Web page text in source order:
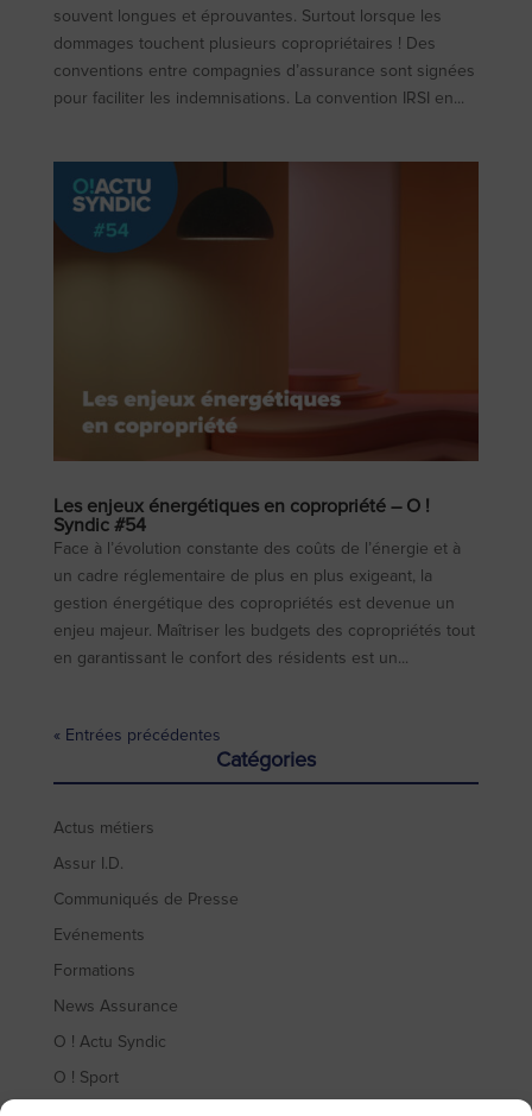
souvent longues et éprouvantes. Surtout lorsque les
dommages touchent plusieurs copropriétaires ! Des
conventions entre compagnies d’assurance sont signées
pour faciliter les indemnisations. La convention IRSI en...
Les enjeux énergétiques en copropriété – O !
Syndic #54
Face à l’évolution constante des coûts de l’énergie et à
un cadre réglementaire de plus en plus exigeant, la
gestion énergétique des copropriétés est devenue un
enjeu majeur. Maîtriser les budgets des copropriétés tout
en garantissant le confort des résidents est un...
« Entrées précédentes
Catégories
Actus métiers
Assur I.D.
Communiqués de Presse
Evénements
Formations
News Assurance
O ! Actu Syndic
O ! Sport